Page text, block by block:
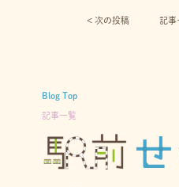
< 次の投稿︎ 記事
Blog Top
記事一覧